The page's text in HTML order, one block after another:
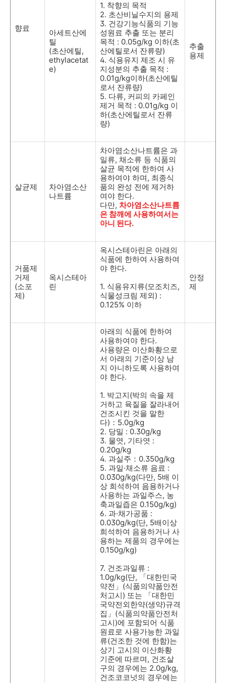
향료
아세트산에
틸
(초산에틸,
ethylacetat
e)
1. 착향의 목적
2. 초산비닐수지의 용제
3. 건강기능식품의 기능
성원료 추출 또는 분리
목적 : 0.05g/kg 이하(초
산에틸로서 잔류량)
4. 식용유지 제조 시 유
지성분의 추출 목적 :
0.01g/kg이하(초산에틸
로서 잔류량)
5. 다류, 커피의 카페인
제거 목적 : 0.01g/kg 이
하(초산에틸로서 잔류
량)
추출
용제
살균제
차아염소산
나트륨
차아염소산나트륨은 과
일류, 채소류 등 식품의
살균 목적에 한하여 사
용하여야 하며, 최종식
품의 완성 전에 제거하
여야 한다.
다만, 차아염소산나트륨
은 참깨에 사용하여서는
아니 된다.
거품제
거제
(소포
제)
옥시스테아
린
옥시스테아린은 아래의
식품에 한하여 사용하여
야 한다.
1. 식용유지류(모조치즈,
식물성크림 제외) :
0.125% 이하
안정
제
아래의 식품에 한하여
사용하여야 한다.
사용량은 이산화황으로
서 아래의 기준이상 남
지 아니하도록 사용하여
야 한다.
1. 박고지(박의 속을 제
거하고 육질을 잘라내어
건조시킨 것을 말한
다) ： 5.0g/kg
2. 당밀 : 0.30g/kg
3. 물엿, 기타엿 :
0.20g/kg
4. 과실주： 0.350g/kg
5. 과일·채소류 음료 :
0.030g/kg(다만, 5배 이
상 희석하여 음용하거나
사용하는 과일주스, 농
축과일즙은 0.150g/kg)
6. 과·채가공품 :
0.030g/kg(단, 5배이상
희석하여 음용하거나 사
용하는 제품의 경우에는
0.150g/kg)
7. 건조과일류 :
1.0g/kg(단,
「대한민국
약전」 (식품의약품안전
처고시) 또는 「대한민
국약전외한약(생약)규격
집」 (식품의약품안전처
고시)에 포함되어 식품
원료로 사용가능한 과일
류(건조한 것에 한함)는
상기 고시의 이산화황
기준에 따르며, 건조살
구의 경우에는 2.0g/kg,
건조코코넛의 경우에는